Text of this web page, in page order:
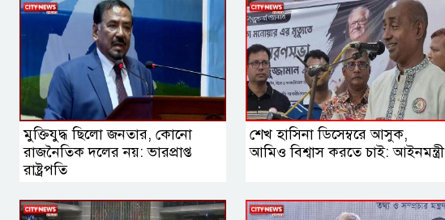
মুক্তিযুদ্ধ ছিলো জনতার, কোনো
রাজনৈতিক দলের নয়: ভারপ্রাপ্ত
রাষ্ট্রপতি
শেখ হাসিনা ডিসেম্বরে আসুক,
আমিও বিশ্বাস করতে চাই: আইনমন্ত্রী